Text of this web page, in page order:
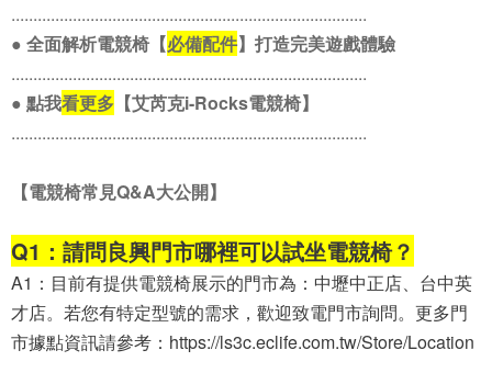
.................................................................................
● 全面解析電競椅【必備配件】打造完美遊戲體驗
.................................................................................
● 點我看更多 【艾芮克i-Rocks電競椅】
.................................................................................
【電競椅常見Q&A大公開】
Q1：請問良興門市哪裡可以試坐電競椅？
A1： 目前有提供電競椅展示的門市為：中壢中正店、台中英
才店。 若您有特定型號的需求，歡迎致電門市詢問。更多門
市據點資訊請參考：https://ls3c.eclife.com.tw/Store/Location